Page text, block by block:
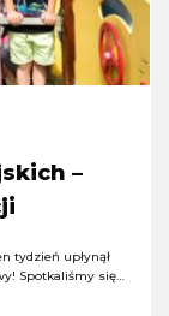
–
tydzień upłynął
Spotkaliśmy się…